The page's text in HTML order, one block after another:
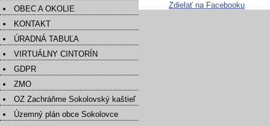
OBEC A OKOLIE
KONTAKT
ÚRADNÁ TABUĽA
VIRTUÁLNY CINTORÍN
GDPR
ZMO
OZ Zachráňme Sokolovský kaštieľ
Územný plán obce Sokolovce
Zdielať na Facebooku